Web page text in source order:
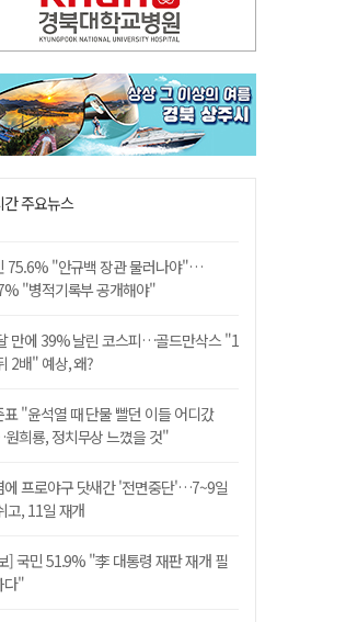
간 주요뉴스
75.6% "안규백 장관 물러나야"…
"병적기록부 공개해야"
만에 39% 날린 코스피…골드만삭스 "1
2배" 예상, 왜?
표 "윤석열 때 단물 빨던 이들 어디갔
희룡, 정치무상 느꼈을 것"
에 프로야구 닷새간 '전면중단'…7~9일
고, 11일 재개
] 국민 51.9% "李 대통령 재판 재개 필
다"